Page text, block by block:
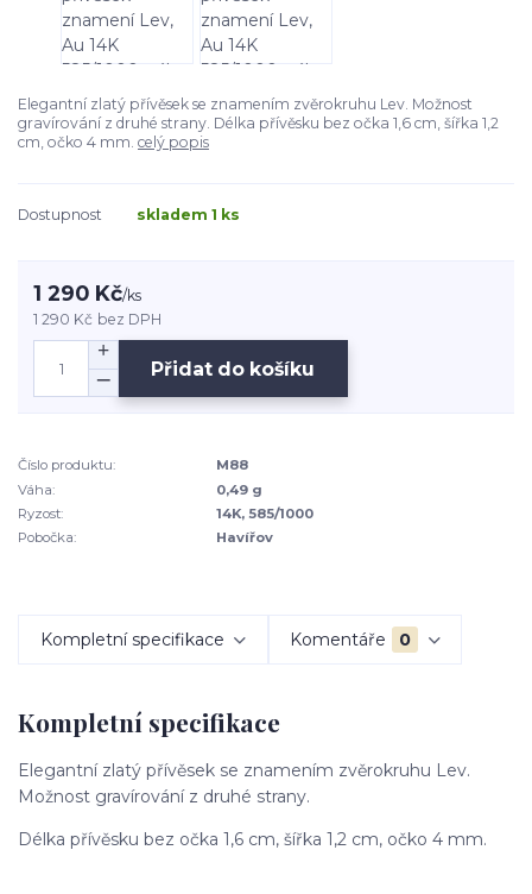
Elegantní zlatý přívěsek se znamením zvěrokruhu Lev. Možnost
gravírování z druhé strany. Délka přívěsku bez očka 1,6 cm, šířka 1,2
cm, očko 4 mm. celý popis
Dostupnost skladem 1 ks
1 290 Kč/ks
1 290 Kč bez DPH
Přidat do košíku
Číslo produktu:
M88
Váha:
0,49 g
Ryzost:
14K, 585/1000
Pobočka:
Havířov
Kompletní specifikace Komentáře 0
Kompletní specifikace
Elegantní zlatý přívěsek se znamením zvěrokruhu Lev.
Možnost gravírování z druhé strany.
Délka přívěsku bez očka 1,6 cm, šířka 1,2 cm, očko 4 mm.